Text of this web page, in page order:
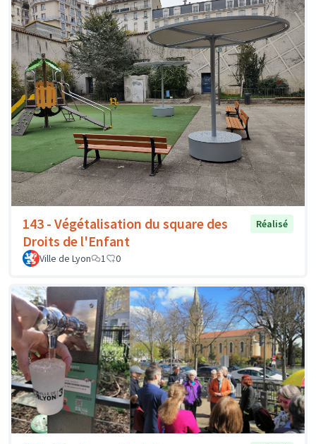
143 - Végétalisation du square des
Droits de l'Enfant
Réalisé
Ville de Lyon 1 0